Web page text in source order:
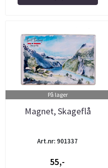
På lager
Magnet, Skageflå
Art.nr: 901337
55,-